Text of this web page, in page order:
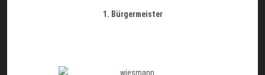
1. Bürgermeister